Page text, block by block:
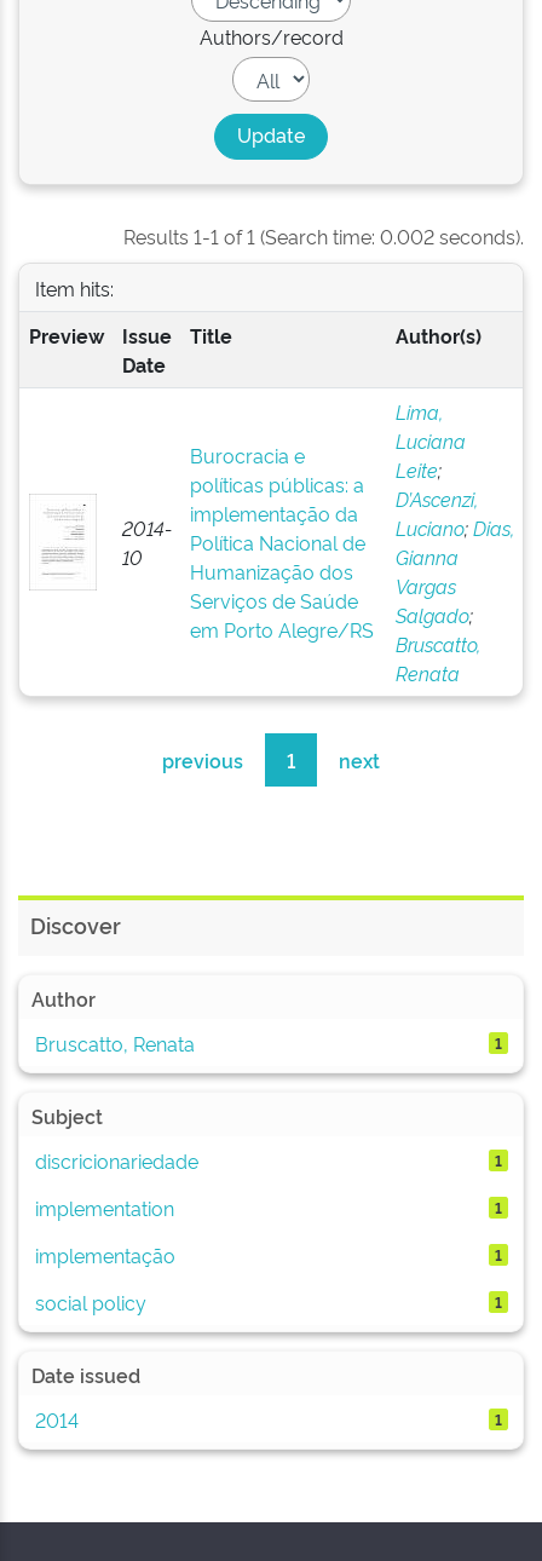
Authors/record
Results 1-1 of 1 (Search time: 0.002 seconds).
Item hits:
Preview
Issue
Date
Title Author(s)
2014-
10
Burocracia e
políticas públicas: a
implementação da
Política Nacional de
Humanização dos
Serviços de Saúde
em Porto Alegre/RS
Lima,
Luciana
Leite;
D’Ascenzi,
Luciano;Dias,
Gianna
Vargas
Salgado;
Bruscatto,
Renata
previous 1 next
Discover
Author
Bruscatto, Renata
1
Subject
discricionariedade
1
implementation 1
implementação 1
social policy 1
Date issued
2014
1